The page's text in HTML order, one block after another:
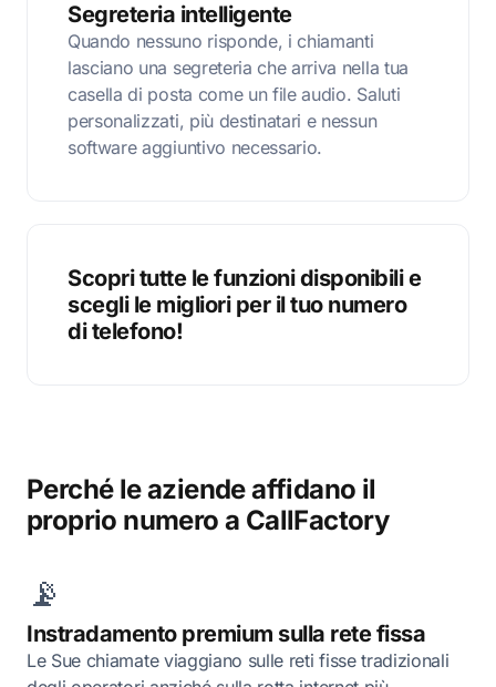
Segreteria intelligente
Quando nessuno risponde, i chiamanti
lasciano una segreteria che arriva nella tua
casella di posta come un file audio. Saluti
personalizzati, più destinatari e nessun
software aggiuntivo necessario.
Scopri tutte le funzioni disponibili e
scegli le migliori per il tuo numero
di telefono!
Perché le aziende affidano il
proprio numero a CallFactory
📡
Instradamento premium sulla rete fissa
Le Sue chiamate viaggiano sulle reti fisse tradizionali